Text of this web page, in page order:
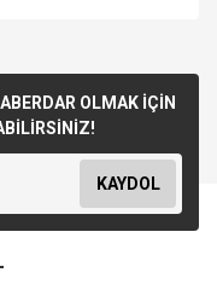
OLMAK İÇİN
KAYDOL